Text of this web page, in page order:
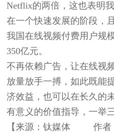
Netflix的两倍，这也表明
在一个快速发展的阶段，
我国在线视频付费用户规
350亿元。
不再依赖广告，让在线视
放量放手一搏，如此既能
济效益，也可以在长久的
有意义的价值指导，一举
【来源：钛媒体 作者